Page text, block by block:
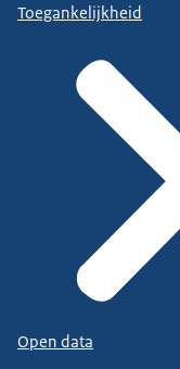
Toegankelijkheid
Open data